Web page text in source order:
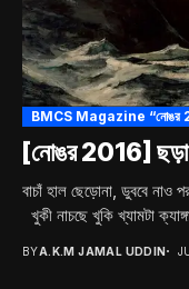
BMCS Magazine “নোঙর
[নোঙর 2016] ছড়া
বাচাঁ হাল ছেড়োনা, ডুববে নাও
খুকী নাচছে খুকি খ্যামটা
BYA.K.M JAMAL UDDIN